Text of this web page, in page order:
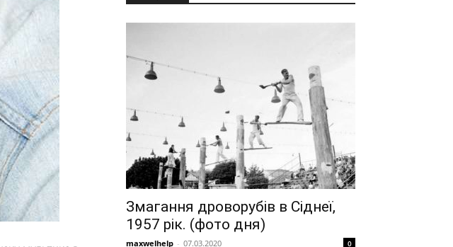
Змагання дроворубів в Сіднеї,
1957 рік. (фото дня)
maxwelhelp - 07.03.2020 0